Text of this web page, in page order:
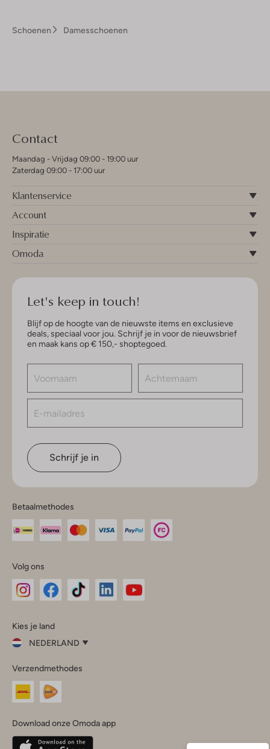
Schoenen Damesschoenen
Contact
Maandag - Vrijdag 09:00 - 19:00 uur
Zaterdag 09:00 - 17:00 uur
Klantenservice
Account
Inspiratie
Omoda
Let's keep in touch!
Blijf op de hoogte van de nieuwste items en exclusieve
deals, speciaal voor jou. Schrijf je in voor de nieuwsbrief
en maak kans op € 150,- shoptegoed.
Schrijf je in
Betaalmethodes
Volg ons
InstagramFacebook
Kies je land
NEDERLAND
je
land
Nederland
Belgique(Français)
Verzendmethodes
Download onze Omoda app